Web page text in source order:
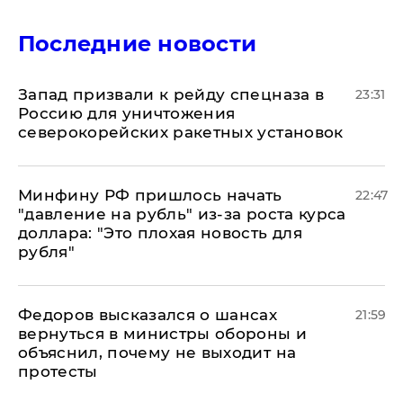
Последние новости
Запад призвали к рейду спецназа в
Россию для уничтожения
северокорейских ракетных установок
23:31
Минфину РФ пришлось начать
"давление на рубль" из-за роста курса
доллара: "Это плохая новость для
рубля"
22:47
Федоров высказался о шансах
вернуться в министры обороны и
объяснил, почему не выходит на
протесты
21:59